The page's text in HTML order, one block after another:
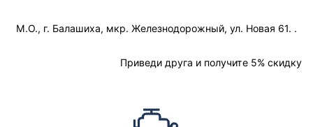
М.О., г. Балашиха, мкр. Железнодорожный, ул. Новая 61. .
Приведи друга и получите 5% скидку